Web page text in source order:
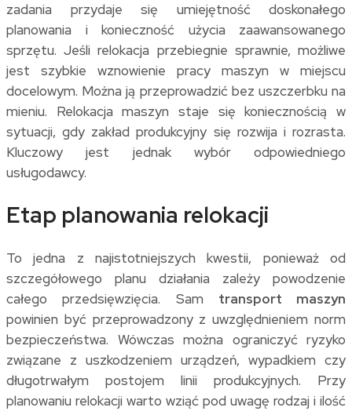
zadania przydaje się umiejętność doskonałego
planowania i konieczność użycia zaawansowanego
sprzętu. Jeśli relokacja przebiegnie sprawnie, możliwe
jest szybkie wznowienie pracy maszyn w miejscu
docelowym. Można ją przeprowadzić bez uszczerbku na
mieniu. Relokacja maszyn staje się koniecznością w
sytuacji, gdy zakład produkcyjny się rozwija i rozrasta.
Kluczowy jest jednak wybór odpowiedniego
usługodawcy.
Etap planowania relokacji
To jedna z najistotniejszych kwestii, ponieważ od
szczegółowego planu działania zależy powodzenie
całego przedsięwzięcia. Sam transport maszyn
powinien być przeprowadzony z uwzględnieniem norm
bezpieczeństwa. Wówczas można ograniczyć ryzyko
związane z uszkodzeniem urządzeń, wypadkiem czy
długotrwałym postojem linii produkcyjnych. Przy
planowaniu relokacji warto wziąć pod uwagę rodzaj i ilość